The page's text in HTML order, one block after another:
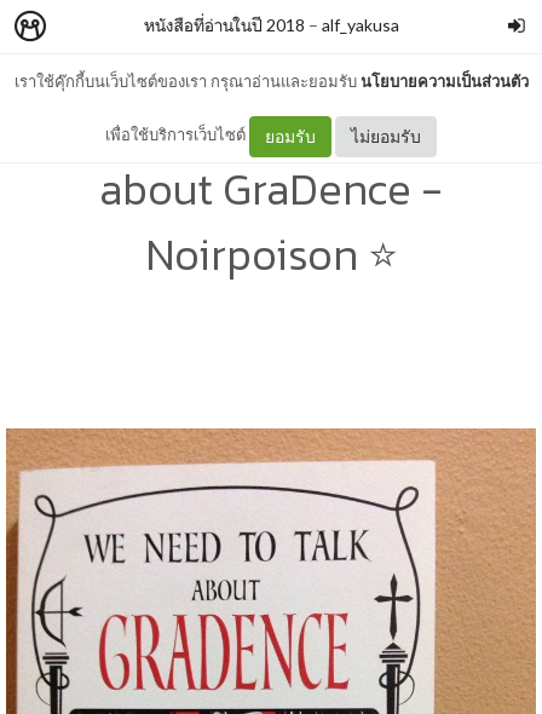
เราใช้คุ๊กกี้บนเว็บไซต์ของเรา กรุณาอ่านและยอมรับนโยบายความเป็นส่วนตัว
เพื่อใช้บริการเว็บไซต์ ยอมรับ ไม่ยอมรับ
หนังสือที่อ่านในปี 2018 – alf_yakusa
[2018 : 7] We need to talk
about GraDence -
Noirpoison ⭐